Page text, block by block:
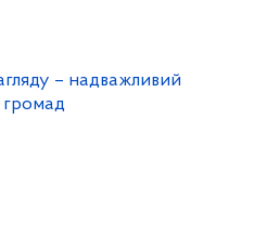
– надважливий